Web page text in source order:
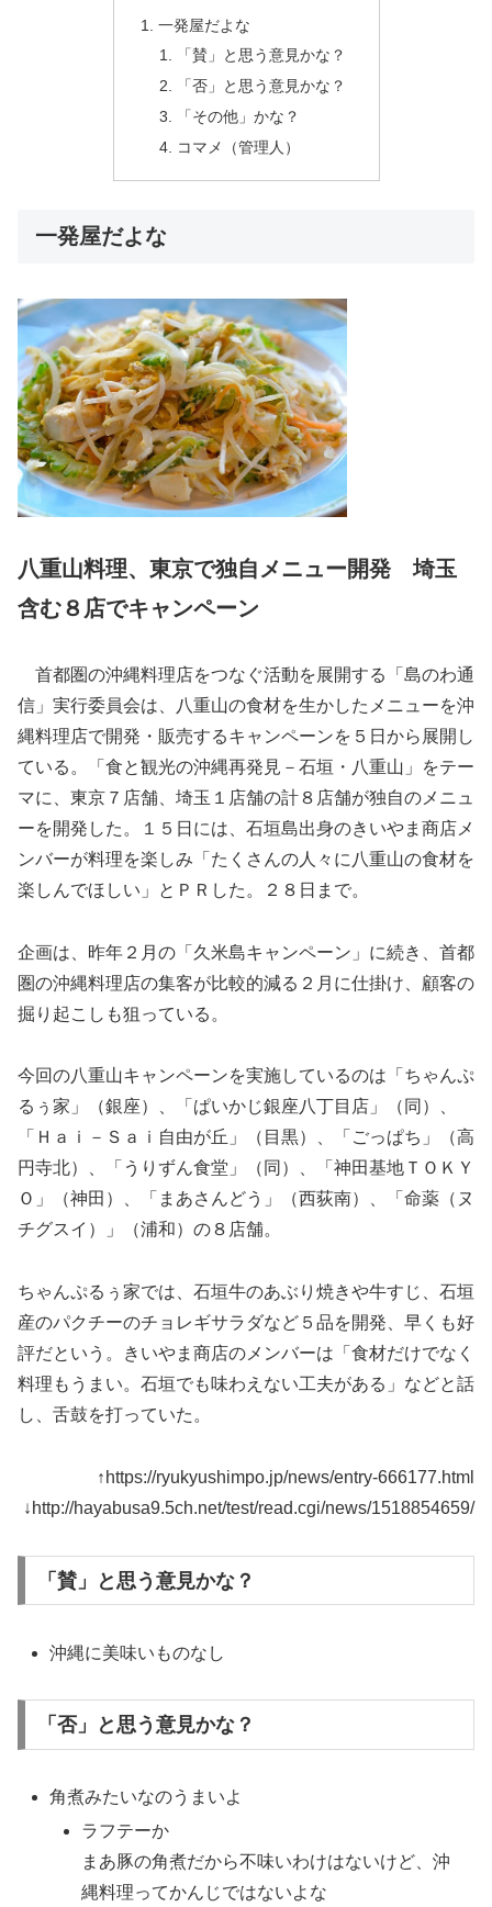
一発屋だよな
「賛」と思う意見かな？
「否」と思う意見かな？
「その他」かな？
コマメ（管理人）
一発屋だよな
八重山料理、東京で独自メニュー開発 埼玉
含む８店でキャンペーン
首都圏の沖縄料理店をつなぐ活動を展開する「島のわ通
信」実行委員会は、八重山の食材を生かしたメニューを沖
縄料理店で開発・販売するキャンペーンを５日から展開し
ている。「食と観光の沖縄再発見－石垣・八重山」をテー
マに、東京７店舗、埼玉１店舗の計８店舗が独自のメニュ
ーを開発した。１５日には、石垣島出身のきいやま商店メ
ンバーが料理を楽しみ「たくさんの人々に八重山の食材を
楽しんでほしい」とＰＲした。２８日まで。
企画は、昨年２月の「久米島キャンペーン」に続き、首都
圏の沖縄料理店の集客が比較的減る２月に仕掛け、顧客の
掘り起こしも狙っている。
今回の八重山キャンペーンを実施しているのは「ちゃんぷ
るぅ家」（銀座）、「ぱいかじ銀座八丁目店」（同）、
「Ｈａｉ－Ｓａｉ自由が丘」（目黒）、「ごっぱち」（高
円寺北）、「うりずん食堂」（同）、「神田基地ＴＯＫＹ
Ｏ」（神田）、「まあさんどう」（西荻南）、「命薬（ヌ
チグスイ）」（浦和）の８店舗。
ちゃんぷるぅ家では、石垣牛のあぶり焼きや牛すじ、石垣
産のパクチーのチョレギサラダなど５品を開発、早くも好
評だという。きいやま商店のメンバーは「食材だけでなく
料理もうまい。石垣でも味わえない工夫がある」などと話
し、舌鼓を打っていた。
↑https://ryukyushimpo.jp/news/entry-666177.html
↓http://hayabusa9.5ch.net/test/read.cgi/news/1518854659/
「賛」と思う意見かな？
沖縄に美味いものなし
「否」と思う意見かな？
角煮みたいなのうまいよ
ラフテーか
まあ豚の角煮だから不味いわけはないけど、沖
縄料理ってかんじではないよな